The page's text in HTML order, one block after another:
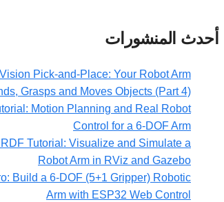
أحدث المنشورات
Pick-and-Place: Your Robot Arm
Grasps and Moves Objects (Part 4)
Motion Planning and Real Robot
Control for a 6-DOF Arm
Tutorial: Visualize and Simulate a
Robot Arm in RViz and Gazebo
Build a 6-DOF (5+1 Gripper) Robotic
Arm with ESP32 Web Control